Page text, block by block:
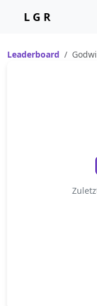
L G R
Leaderboard